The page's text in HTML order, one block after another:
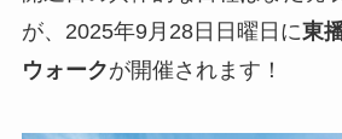
が、2025年9月28日日曜日に東
ウォークが開催されます！